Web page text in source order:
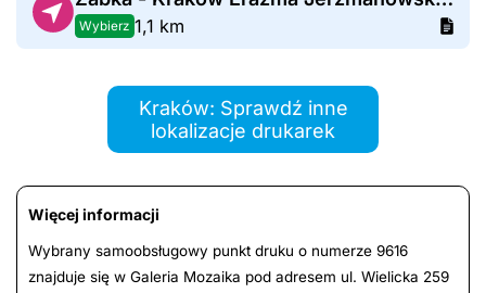
Wybierz 1,1 km
Kraków: Sprawdź inne
lokalizacje drukarek
Więcej informacji
Wybrany samoobsługowy punkt druku o numerze 9616
znajduje się w Galeria Mozaika pod adresem ul. Wielicka 259